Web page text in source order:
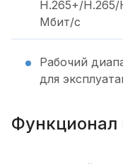
H.265+/
Мбит/с
Рабочий
для
Функционал